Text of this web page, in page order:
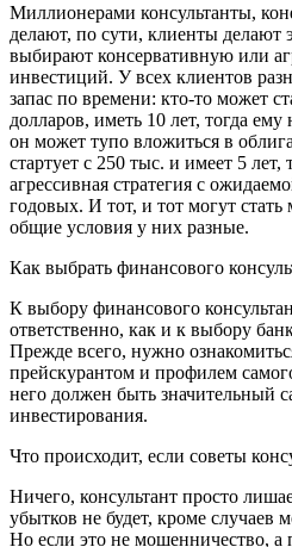
Миллионерами консультанты,
делают, по сути, клиенты делают
выбирают консервативную или
инвестиций. У всех клиентов
запас по времени: кто-то может
долларов, иметь 10 лет, тогда
он может тупо вложиться в
стартует с 250 тыс. и имеет 5 лет,
агрессивная стратегия с
годовых. И тот, и тот могут
общие условия у них разные.
Как выбрать финансового
К выбору финансового
ответственно, как и к выбору
Прежде всего, нужно
прейскурантом и профилем
него должен быть значительный
инвестирования.
Что происходит, если советы
Ничего, консультант просто
убытков не будет, кроме случаев
Но если это не мошенничество, а